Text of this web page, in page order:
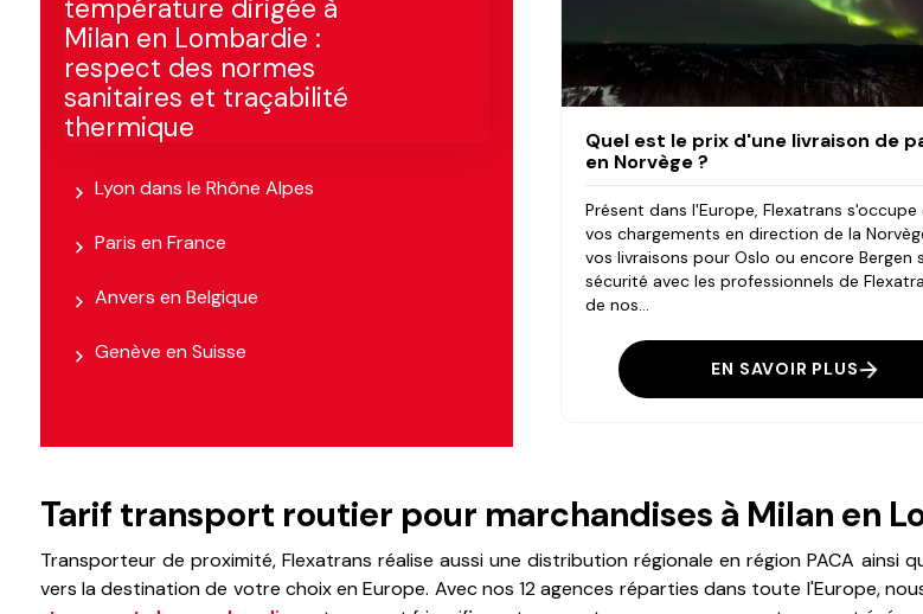
température dirigée à
Milan en Lombardie :
respect des normes
sanitaires et traçabilité
thermique
Lyon dans le Rhône Alpes
Paris en France
Anvers en Belgique
Genève en Suisse
Quel est le prix d'une livraison de
en Norvège ?
Présent dans l'Europe, Flexatrans
vos chargements en direction de la
vos livraisons pour Oslo ou encore Bergen
sécurité avec les professionnels de
de nos...
EN SAVOIR PLUS
Tarif transport routier pour marchandises à Milan en
Transporteur de proximité, Flexatrans réalise aussi une distribution régionale en région PACA ainsi
vers la destination de votre choix en Europe. Avec nos 12 agences réparties dans toute l'Europe,